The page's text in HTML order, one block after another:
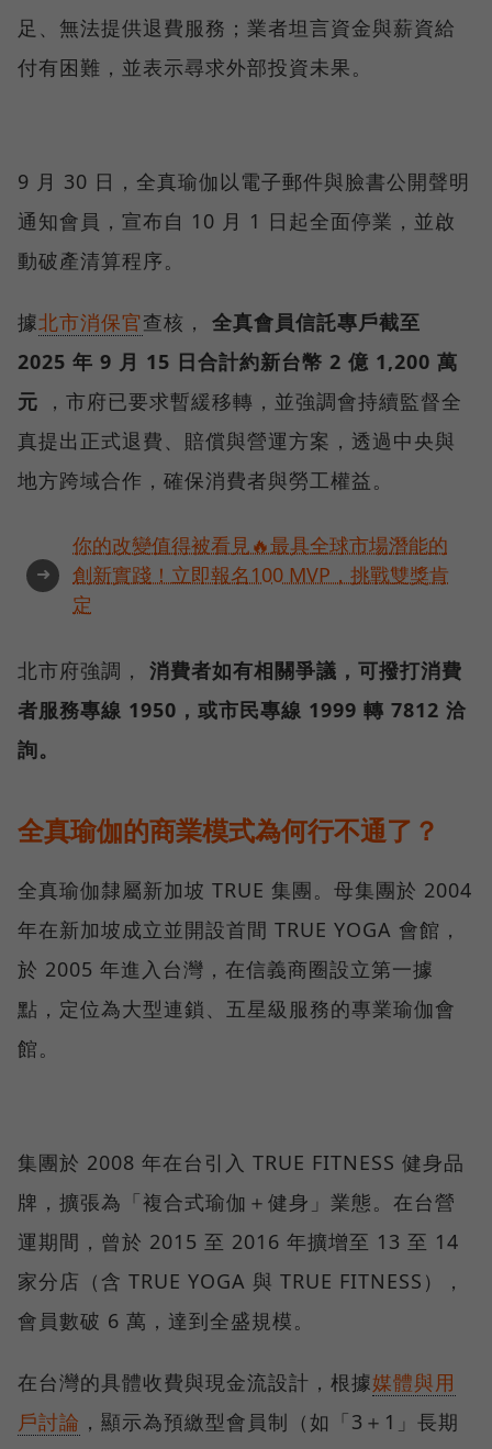
足、無法提供退費服務；業者坦言資金與薪資給
付有困難，並表示尋求外部投資未果。
9 月 30 日，全真瑜伽以電子郵件與臉書公開聲明
通知會員，宣布自 10 月 1 日起全面停業，並啟
動破產清算程序。
據北市消保官查核， 全真會員信託專戶截至
2025 年 9 月 15 日合計約新台幣 2 億 1,200 萬
元 ，市府已要求暫緩移轉，並強調會持續監督全
真提出正式退費、賠償與營運方案，透過中央與
地方跨域合作，確保消費者與勞工權益。
➜
你的改變值得被看見🔥最具全球市場潛能的
創新實踐！立即報名100 MVP，挑戰雙獎肯
定
北市府強調， 消費者如有相關爭議，可撥打消費
者服務專線 1950，或市民專線 1999 轉 7812 洽
詢。
全真瑜伽的商業模式為何行不通了？
全真瑜伽隸屬新加坡 TRUE 集團。母集團於 2004
年在新加坡成立並開設首間 TRUE YOGA 會館，
於 2005 年進入台灣，在信義商圈設立第一據
點，定位為大型連鎖、五星級服務的專業瑜伽會
館。
集團於 2008 年在台引入 TRUE FITNESS 健身品
牌，擴張為「複合式瑜伽＋健身」業態。在台營
運期間，曾於 2015 至 2016 年擴增至 13 至 14
家分店（含 TRUE YOGA 與 TRUE FITNESS），
會員數破 6 萬，達到全盛規模。
在台灣的具體收費與現金流設計，根據媒體與用
戶討論 ，顯示為預繳型會員制（如「3＋1」長期